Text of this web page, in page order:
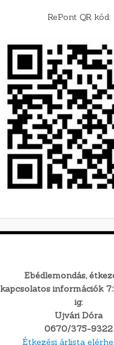
RePont QR kód:
Ebédlemondás,
kapcsolatos információk
ig:
Ujvári Dóra
0670/375-9322
Étkezési árlista